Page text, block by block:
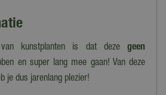
kunstplanten is dat deze geen
en super lang mee gaan! Van deze
je dus jarenlang plezier!